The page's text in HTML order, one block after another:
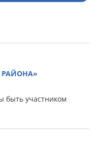
быть участником